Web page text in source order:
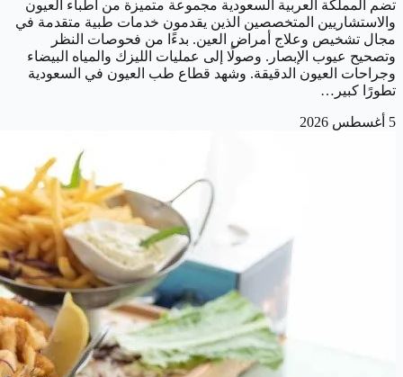
تضم المملكة العربية السعودية مجموعة متميزة من أطباء العيون
والاستشاريين المتخصصين الذين يقدمون خدمات طبية متقدمة في
مجال تشخيص وعلاج أمراض العين. بدءًا من فحوصات النظر
وتصحيح عيوب الإبصار. وصولًا إلى عمليات الليزك والمياه البيضاء
وجراحات العيون الدقيقة. وشهد قطاع طب العيون في السعودية
تطورًا كبير…
5 أغسطس 2026